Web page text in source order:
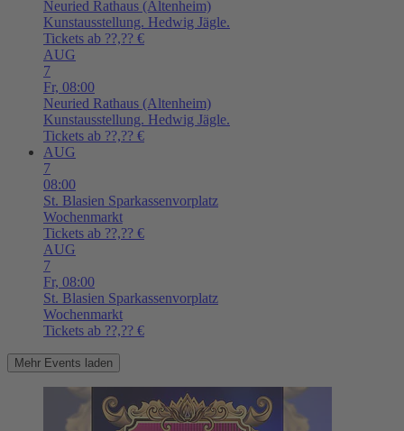
Neuried Rathaus (Altenheim)
Kunstausstellung. Hedwig Jägle.
Tickets ab ??,?? €
AUG
7
Fr, 08:00
Neuried Rathaus (Altenheim)
Kunstausstellung. Hedwig Jägle.
Tickets ab ??,?? €
AUG
7
08:00
St. Blasien Sparkassenvorplatz
Wochenmarkt
Tickets ab ??,?? €
AUG
7
Fr, 08:00
St. Blasien Sparkassenvorplatz
Wochenmarkt
Tickets ab ??,?? €
Mehr Events laden